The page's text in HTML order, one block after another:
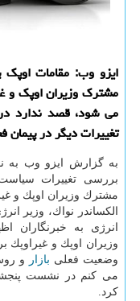
ایزو وب: مقامات
مشترك وزیران اوپك و
می شود، قصد ندارد
تغییرات دیگر در
به گزارش ایزو وب به
بررسی تغییرات سیاست
مشترك وزیران اوپك و
الكساندر نواك، وزیر
انرژی به خبرنگاران
وزیران اوپك و غیراوپك
وضعیت فعلی بازار
و
می كنم در نشست
كرد.